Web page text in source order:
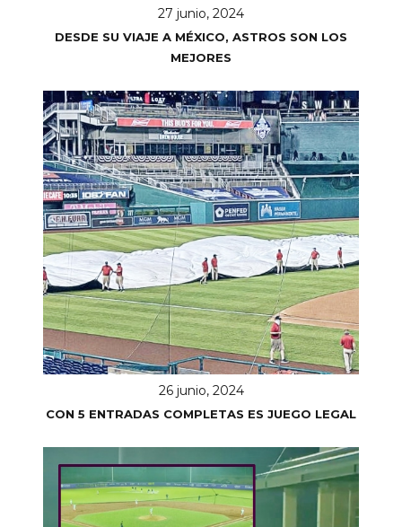
27 junio, 2024
DESDE SU VIAJE A MÉXICO, ASTROS SON LOS
MEJORES
26 junio, 2024
CON 5 ENTRADAS COMPLETAS ES JUEGO LEGAL